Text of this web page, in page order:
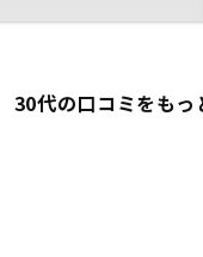
応過ぎて驚くことがあ
30代の口コミをもっ